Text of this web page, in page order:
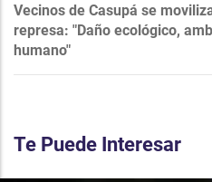
Vecinos de Casupá se
represa: "Daño ecológico,
humano"
Te Puede Interesar